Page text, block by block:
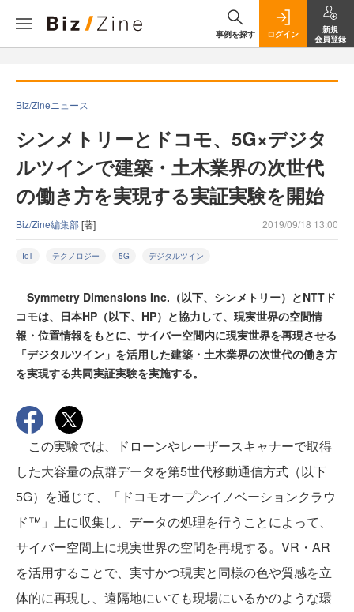
事例を探す ログイン
新規
会員登録
Biz/Zineニュース
シンメトリーとドコモ、5G×デジタ
ルツインで建築・土木業界の次世代
の働き方を実現する実証実験を開始
Biz/Zine編集部[著] 2019/09/18 13:00
IoT テクノロジー 5G デジタルツイン
Symmetry Dimensions Inc.（以下、シンメトリー）とNTTド
コモは、日本HP（以下、HP）と協力して、現実世界の空間情
報・位置情報をもとに、サイバー空間内に現実世界を再現させる
「デジタルツイン」を活用した建築・土木業界の次世代の働き方
を実現する共同実証実験を実施する。
この実験では、ドローンやレーザースキャナーで取得
した大容量の点群データを第5世代移動通信方式（以下
5G）を通じて、「ドコモオープンイノベーションクラウ
ド™️」上に収集し、データの処理を行うことによって、
サイバー空間上に現実世界の空間を再現する。VR・AR
を活用することで、実寸かつ現実と同様の色や質感を立
体的に再現し、遠隔地にいても現場にいるかのような環